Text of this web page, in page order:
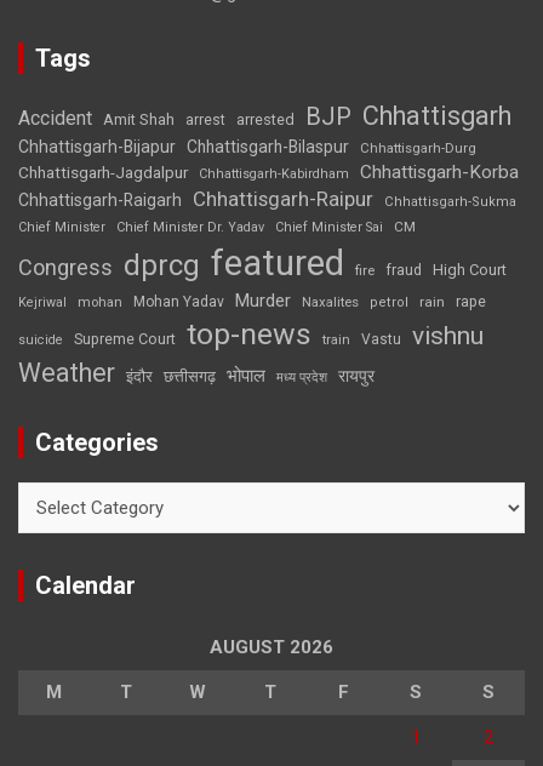
Tags
Accident Amit Shah arrest arrested BJP Chhattisgarh
Chhattisgarh-Bijapur Chhattisgarh-Bilaspur Chhattisgarh-Durg
Chhattisgarh-Jagdalpur Chhattisgarh-Kabirdham Chhattisgarh-Korba
Chhattisgarh-Raigarh Chhattisgarh-Raipur
Chhattisgarh-Sukma
Chief Minister
Chief Minister Dr. Yadav Chief Minister Sai CM
Congress dprcg featured fire fraud High Court
Kejriwal mohan Mohan Yadav Murder Naxalites petrol rain rape
suicide Supreme Court top-news train Vastu vishnu
Weather इंदौर छत्तीसगढ़ भोपाल मध्य प्रदेश रायपुर
Categories
Calendar
AUGUST 2026
M T W T F S S
1 2